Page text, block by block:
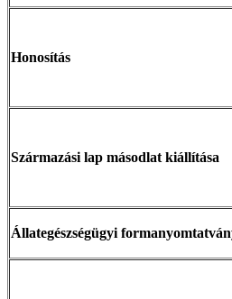
Honosítás
Származási lap másodlat kiállítása
Állategészségügyi